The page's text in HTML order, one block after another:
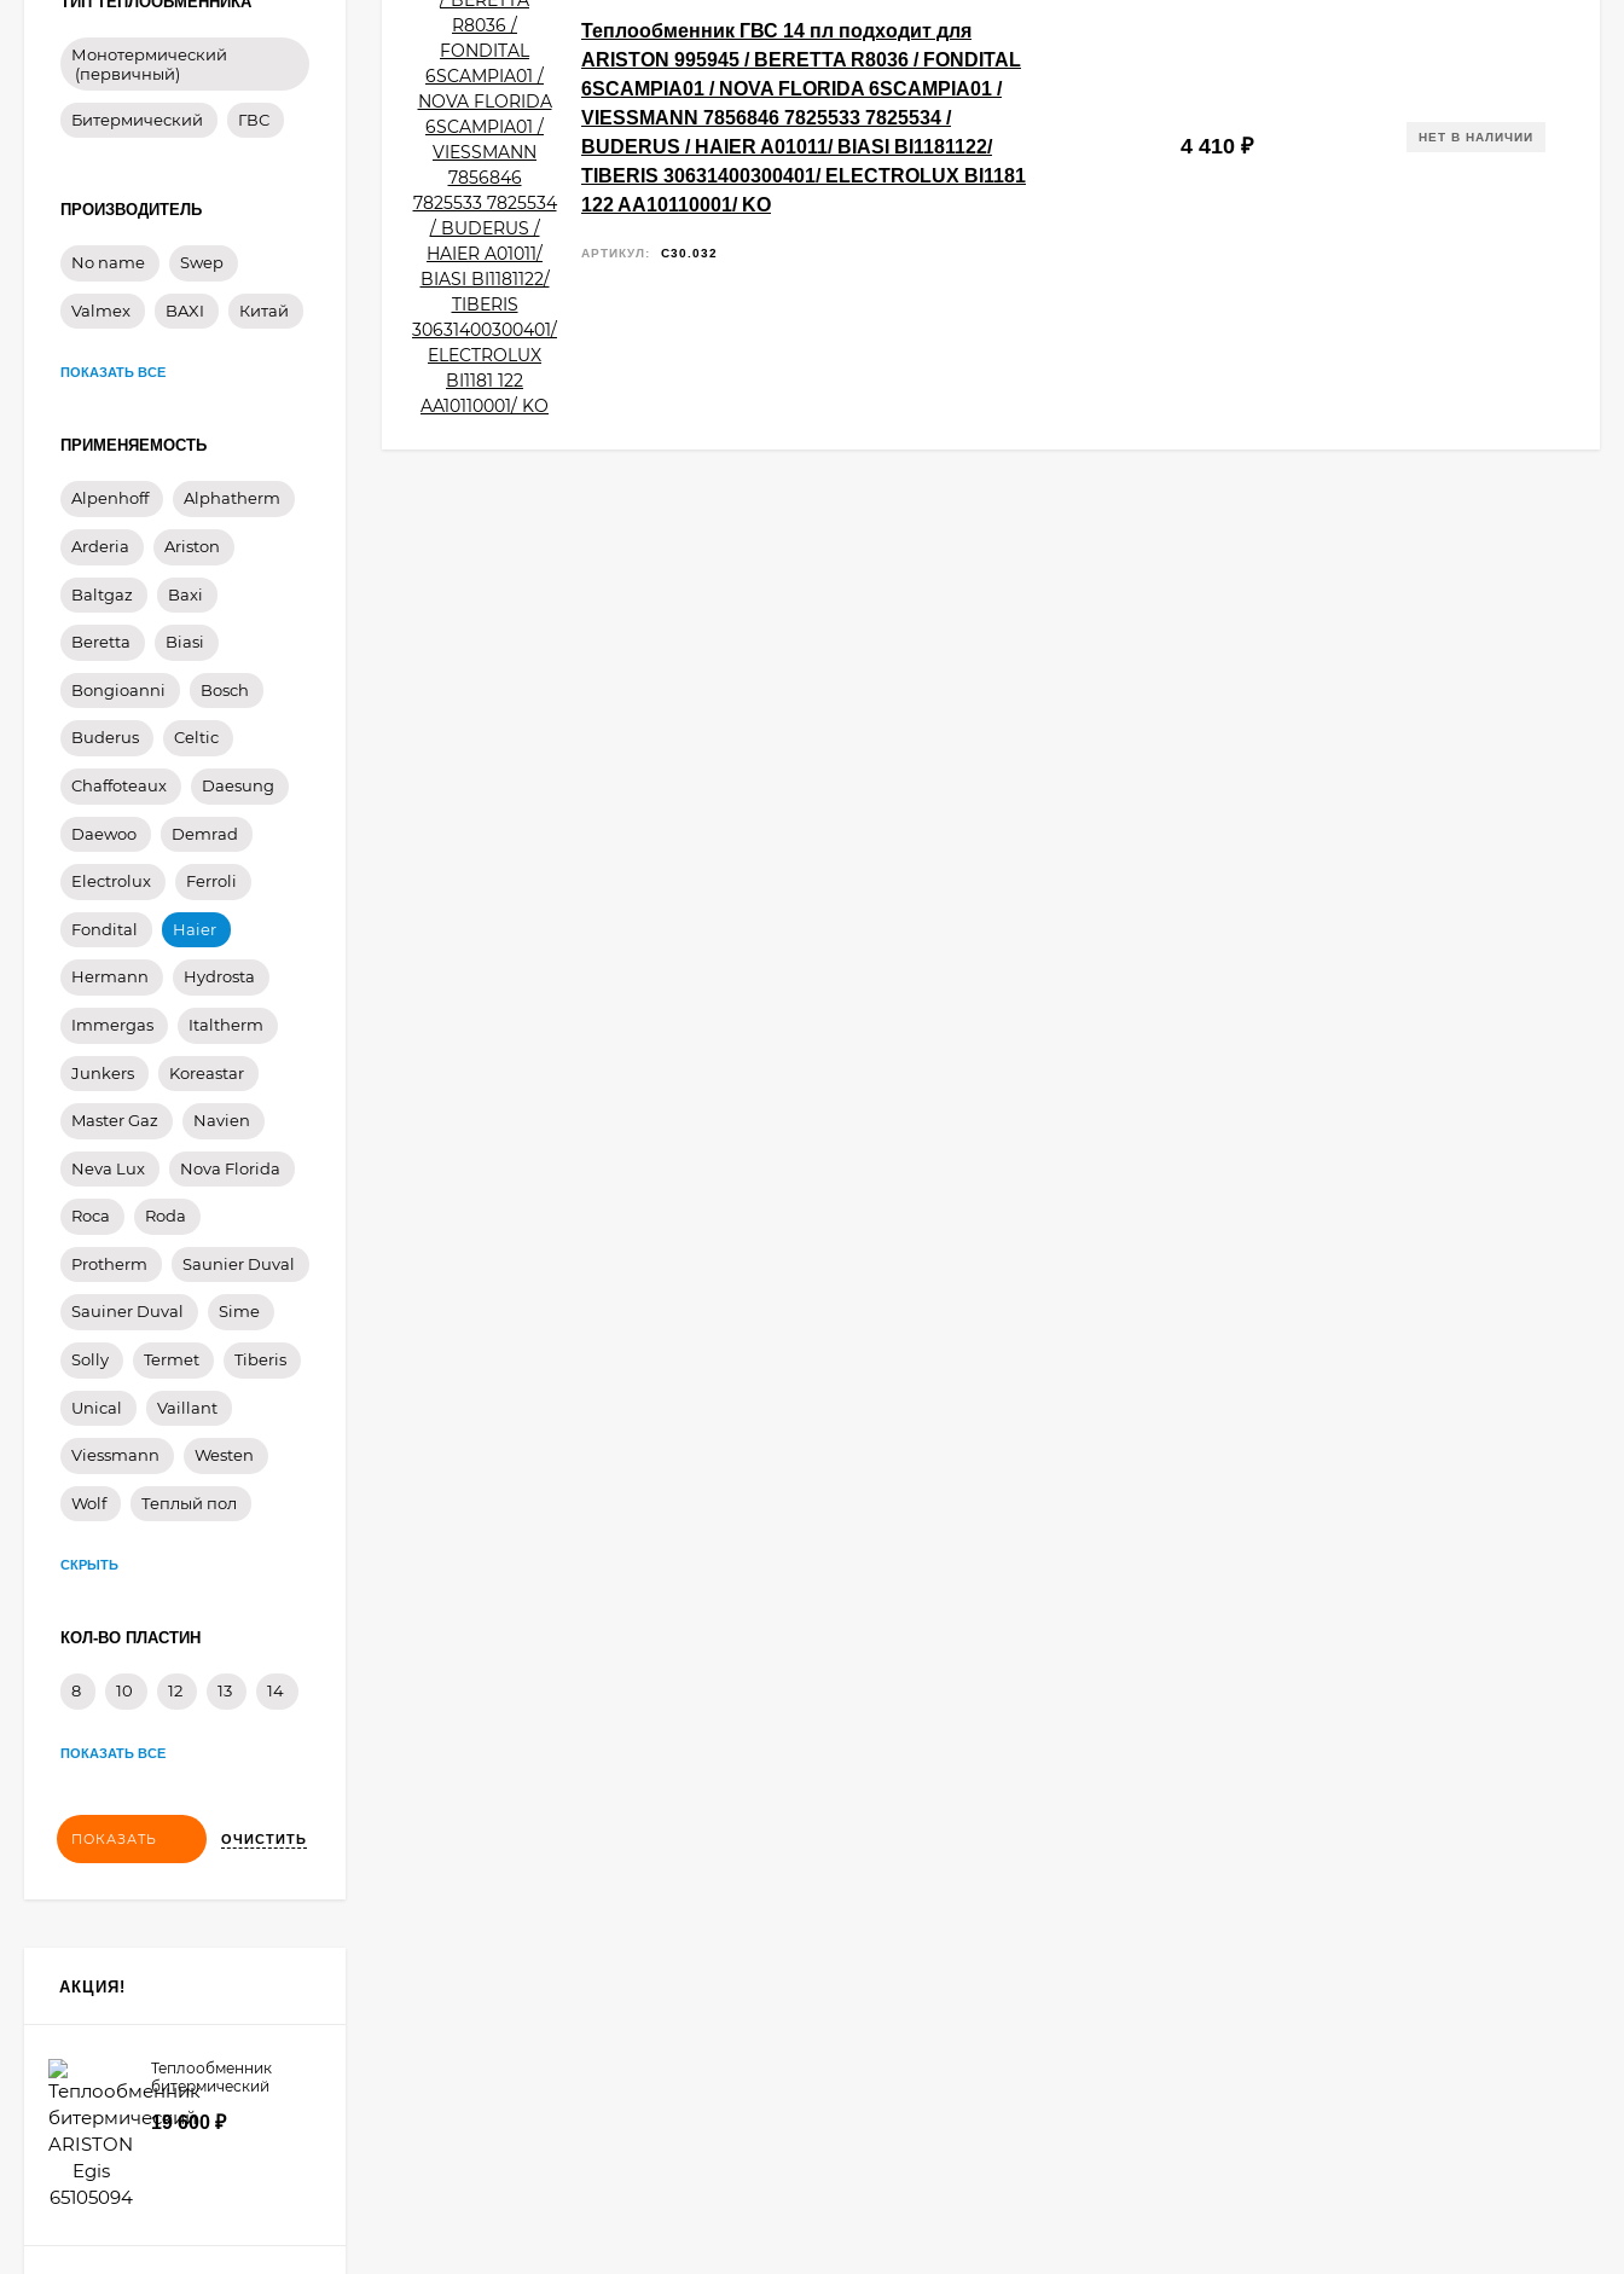
Теплообменник ГВС 14 пл подходит для
ARISTON 995945 / BERETTA R8036 / FONDITAL
6SCAMPIA01 / NOVA FLORIDA 6SCAMPIA01 /
VIESSMANN 7856846 7825533 7825534 /
BUDERUS / HAIER A01011/ BIASI BI1181122/
TIBERIS 30631400300401/ ELECTROLUX BI1181
122 AA10110001/ KO
АРТИКУЛ: C30.032
4 410 ₽ НЕТ В НАЛИЧИИ
Монотермический
(первичный)
Битермический ГВС
ПРОИЗВОДИТЕЛЬ
No name Swep
Valmex BAXI Китай
ПОКАЗАТЬ ВСЕ
ПРИМЕНЯЕМОСТЬ
Alpenhoff Alphatherm
Arderia Ariston
Baltgaz Baxi
Beretta Biasi
Bongioanni Bosch
Buderus Celtic
Chaffoteaux Daesung
Daewoo Demrad
Electrolux Ferroli
Fondital Haier
Hermann Hydrosta
Immergas Italtherm
Junkers Koreastar
Master Gaz Navien
Neva Lux Nova Florida
Roca Roda
Protherm Saunier Duval
Sauiner Duval Sime
Solly Termet Tiberis
Unical Vaillant
Viessmann Westen
Wolf Теплый пол
СКРЫТЬ
КОЛ-ВО ПЛАСТИН
8 10 12 13 14
ПОКАЗАТЬ ВСЕ
ПОКАЗАТЬ ОЧИСТИТЬ
АКЦИЯ!
Теплообменник
битермический
65105094
19 600 ₽